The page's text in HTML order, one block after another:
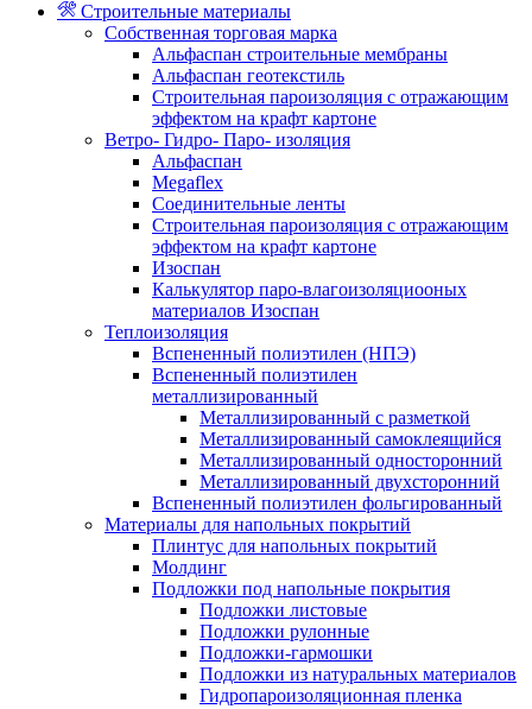
Строительные материалы
Собственная торговая марка
Альфаспан строительные мембраны
Альфаспан геотекстиль
Строительная пароизоляция с отражающим
эффектом на крафт картоне
Ветро- Гидро- Паро- изоляция
Альфаспан
Megaflex
Соединительные ленты
Строительная пароизоляция с отражающим
эффектом на крафт картоне
Изоспан
Калькулятор паро-влагоизоляциооных
материалов Изоспан
Теплоизоляция
Вспененный полиэтилен (НПЭ)
Вспененный полиэтилен
металлизированный
Металлизированный с разметкой
Металлизированный самоклеящийся
Металлизированный односторонний
Металлизированный двухсторонний
Вспененный полиэтилен фольгированный
Материалы для напольных покрытий
Плинтус для напольных покрытий
Молдинг
Подложки под напольные покрытия
Подложки листовые
Подложки рулонные
Подложки-гармошки
Подложки из натуральных материалов
Гидропароизоляционная пленка